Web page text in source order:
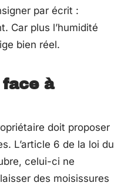
par écrit :
Car plus l’humidité
bien réel.
à
doit proposer
L’article 6 de la loi du
celui-ci ne
des moisissures